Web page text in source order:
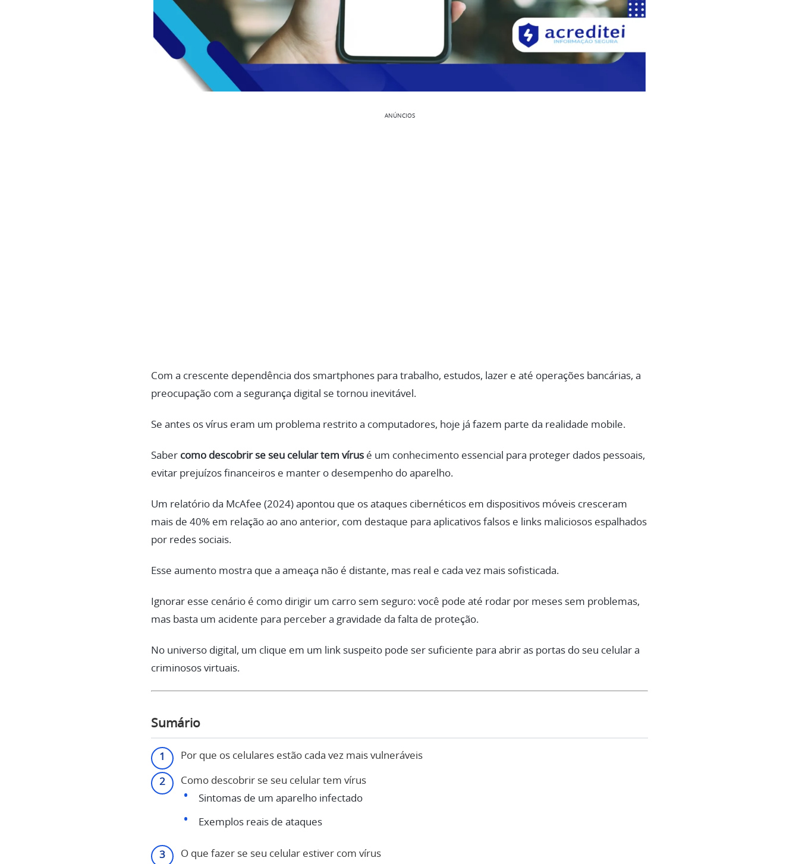
ANÚNCIOS
Com a crescente dependência dos smartphones para trabalho, estudos, lazer e até operações bancárias, a
preocupação com a segurança digital se tornou inevitável.
Se antes os vírus eram um problema restrito a computadores, hoje já fazem parte da realidade mobile.
Saber como descobrir se seu celular tem vírus é um conhecimento essencial para proteger dados pessoais,
evitar prejuízos financeiros e manter o desempenho do aparelho.
Um relatório da McAfee (2024) apontou que os ataques cibernéticos em dispositivos móveis cresceram
mais de 40% em relação ao ano anterior, com destaque para aplicativos falsos e links maliciosos espalhados
por redes sociais.
Esse aumento mostra que a ameaça não é distante, mas real e cada vez mais sofisticada.
Ignorar esse cenário é como dirigir um carro sem seguro: você pode até rodar por meses sem problemas,
mas basta um acidente para perceber a gravidade da falta de proteção.
No universo digital, um clique em um link suspeito pode ser suficiente para abrir as portas do seu celular a
criminosos virtuais.
Sumário
Por que os celulares estão cada vez mais vulneráveis
Como descobrir se seu celular tem vírus
Sintomas de um aparelho infectado
Exemplos reais de ataques
O que fazer se seu celular estiver com vírus